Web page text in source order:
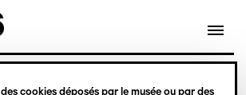
cookies déposés par le musée ou par des